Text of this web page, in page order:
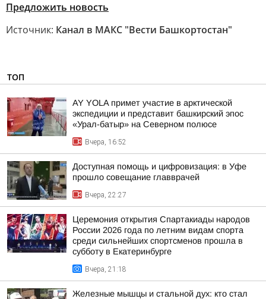
Предложить новость
Источник: Канал в МАКС "Вести Башкортостан"
ТОП
AY YOLA примет участие в арктической
экспедиции и представит башкирский эпос
«Урал-батыр» на Северном полюсе
Вчера, 16:52
Доступная помощь и цифровизация: в Уфе
прошло совещание главврачей
Вчера, 22:27
Церемония открытия Спартакиады народов
России 2026 года по летним видам спорта
среди сильнейших спортсменов прошла в
субботу в Екатеринбурге
Вчера, 21:18
Железные мышцы и стальной дух: кто стал